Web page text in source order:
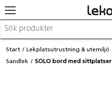
Möbler & inredning
Lekplatsutrustning & utemiljö
Start Lekplatsutrustning & utemiljö
Sandlek
SOLO bord med sittplatser